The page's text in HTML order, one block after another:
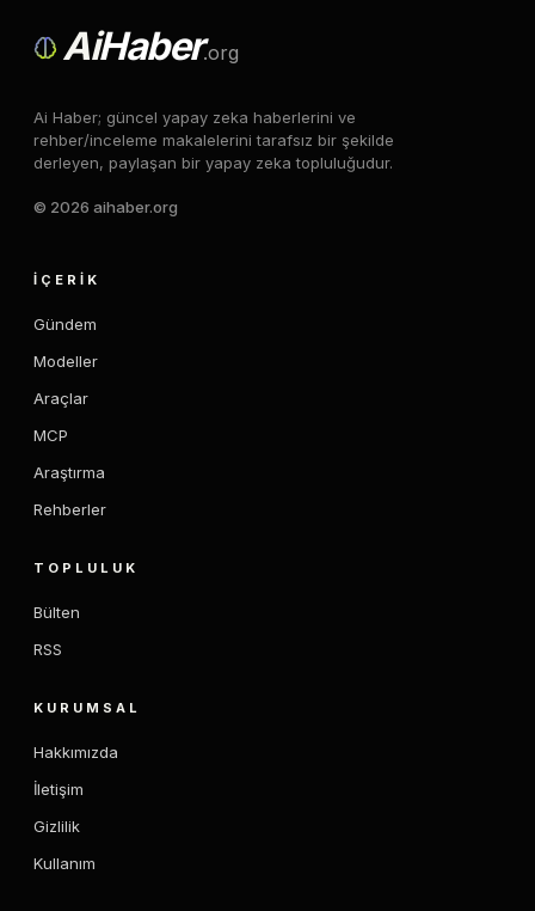
AiHaber.org
Ai Haber; güncel yapay zeka haberlerini ve
rehber/inceleme makalelerini tarafsız bir şekilde
derleyen, paylaşan bir yapay zeka topluluğudur.
© 2026 aihaber.org
İÇERIK
Gündem
Modeller
Araçlar
MCP
Araştırma
Rehberler
TOPLULUK
Bülten
RSS
KURUMSAL
Hakkımızda
İletişim
Gizlilik
Kullanım